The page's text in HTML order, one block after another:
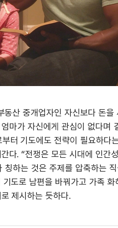
산 중개업자인 자신보다 돈을
마가 자신에게 관심이 없다며
부터 기도에도 전략이 필요하다
다. “전쟁은 모든 시대에 인간
칭하는 것은 주제를 압축하는
도로 남편을 바꿔가고 가족 화
제시하는 듯하다.